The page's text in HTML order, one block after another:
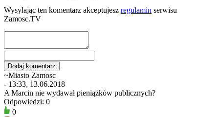
Wysyłając ten komentarz akceptujesz regulamin serwisu
Zamosc.TV
~Miasto Zamosc
- 13:33, 13.06.2018
A Marcin nie wydawał pieniążków publicznych?
Odpowiedzi: 0
0